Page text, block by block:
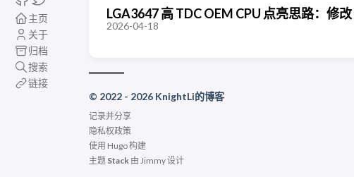
主页
关于
归档
搜索
链接
LGA3647 高 TDC OEM CPU 点亮思路：修
2026-04-18
© 2022 - 2026 KnightLi的博客
记录并分享
隐私权政策
使用 Hugo构建
主题 Stack 由 Jimmy设计